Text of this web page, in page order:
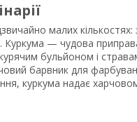
малих
. Куркума — чудова
бульйоном і
барвник для
куркума надає